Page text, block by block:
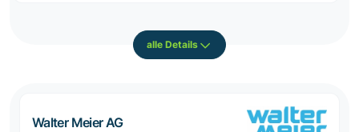
alle Details
Walter Meier AG